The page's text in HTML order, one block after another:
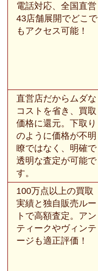
電話対応、全国直営
43店舗展開でどこで
もアクセス可能！
直営店だからムダな
コストを省き、買取
価格に還元。下取り
のように価格が不明
瞭ではなく、明確で
透明な査定が可能で
す。
100万点以上の買取
実績と独自販売ルー
トで高額査定。アン
ティークやヴィンテ
ージも適正評価！